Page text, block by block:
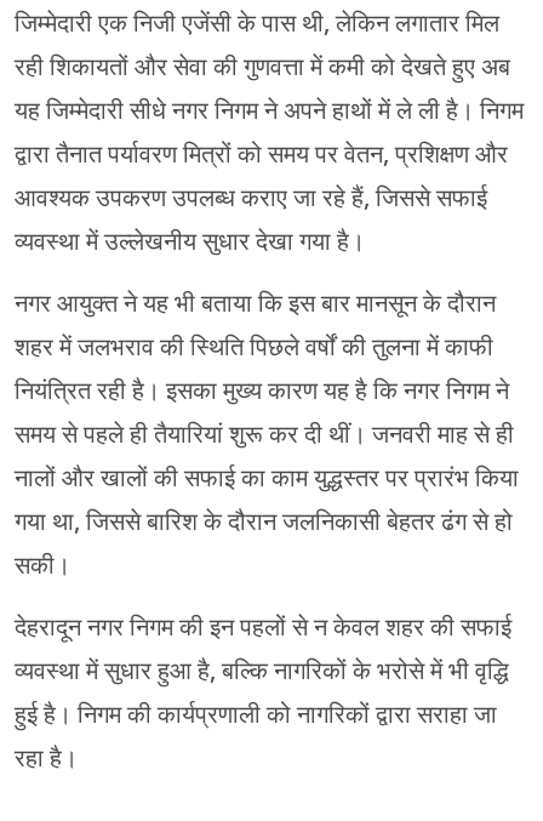
जिम्मेदारी एक निजी एजेंसी के पास थी, लेकिन लगातार मिल
रही शिकायतों और सेवा की गुणवत्ता में कमी को देखते हुए अब
यह जिम्मेदारी सीधे नगर निगम ने अपने हाथों में ले ली है। निगम
द्वारा तैनात पर्यावरण मित्रों को समय पर वेतन, प्रशिक्षण और
आवश्यक उपकरण उपलब्ध कराए जा रहे हैं, जिससे सफाई
व्यवस्था में उल्लेखनीय सुधार देखा गया है।
नगर आयुक्त ने यह भी बताया कि इस बार मानसून के दौरान
शहर में जलभराव की स्थिति पिछले वर्षों की तुलना में काफी
नियंत्रित रही है। इसका मुख्य कारण यह है कि नगर निगम ने
समय से पहले ही तैयारियां शुरू कर दी थीं। जनवरी माह से ही
नालों और खालों की सफाई का काम युद्धस्तर पर प्रारंभ किया
गया था, जिससे बारिश के दौरान जलनिकासी बेहतर ढंग से हो
सकी।
देहरादून नगर निगम की इन पहलों से न केवल शहर की सफाई
व्यवस्था में सुधार हुआ है, बल्कि नागरिकों के भरोसे में भी वृद्धि
हुई है। निगम की कार्यप्रणाली को नागरिकों द्वारा सराहा जा
रहा है।